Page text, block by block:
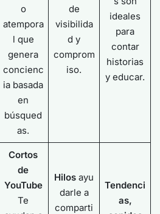
o
atempora
l que
genera
concienc
ia basada
en
búsqued
as.
de
visibilida
d y
comprom
iso.
ideales
para
contar
historias
y educar.
Cortos
de
YouTube
Te
Hilos ayu
darle a
comparti
Tendenci
as,